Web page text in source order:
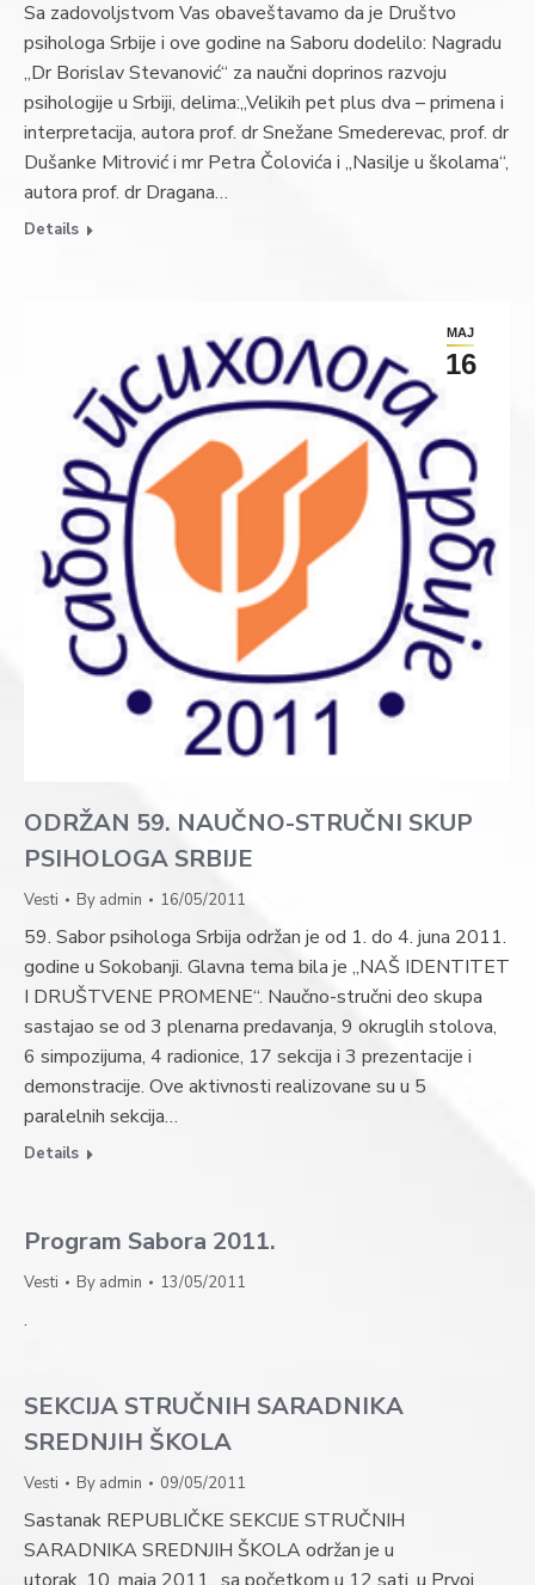
Sa zadovoljstvom Vas obaveštavamo da je Društvo
psihologa Srbije i ove godine na Saboru dodelilo: Nagradu
„Dr Borislav Stevanović“ za naučni doprinos razvoju
psihologije u Srbiji, delima:„Velikih pet plus dva – primena i
interpretacija, autora prof. dr Snežane Smederevac, prof. dr
Dušanke Mitrović i mr Petra Čolovića i „Nasilje u školama“,
autora prof. dr Dragana…
Details
МАЈ
16
ODRŽAN 59. NAUČNO-STRUČNI SKUP
PSIHOLOGA SRBIJE
Vesti By admin 16/05/2011
59. Sabor psihologa Srbija održan je od 1. do 4. juna 2011.
godine u Sokobanji. Glavna tema bila je „NAŠ IDENTITET
I DRUŠTVENE PROMENE“. Naučno-stručni deo skupa
sastajao se od 3 plenarna predavanja, 9 okruglih stolova,
6 simpozijuma, 4 radionice, 17 sekcija i 3 prezentacije i
demonstracije. Ove aktivnosti realizovane su u 5
paralelnih sekcija…
Details
Program Sabora 2011.
Vesti By admin 13/05/2011
.
SEKCIJA STRUČNIH SARADNIKA
SREDNJIH ŠKOLA
Vesti By admin 09/05/2011
Sastanak REPUBLIČKE SEKCIJE STRUČNIH
SARADNIKA SREDNJIH ŠKOLA održan je u